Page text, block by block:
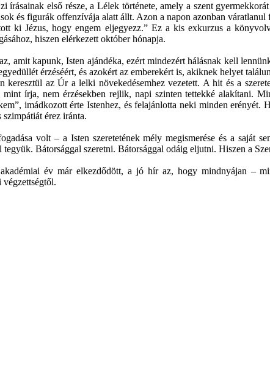
első része, a Lélek története, amely a szent
és figurák offenzívája alatt állt. Azon a napon azonban váratlanul
ki Jézus, hogy engem eljegyezz.” Ez a kis exkurzus a
hiszen elérkezett október hónapja.
amit kapunk, Isten ajándéka, ezért mindezért hálásnak kell
érzéséért, és azokért az emberekért is, akiknek helyet
az Úr a lelki növekedésemhez vezetett. A hit és a
írja, nem érzésekben rejlik, napi szinten tettekké alakítani.
imádkozott érte Istenhez, és felajánlotta neki minden erényét.
érez iránta.
volt – a Isten szeretetének mély megismerése és a saját
Bátorsággal szeretni. Bátorsággal odáig eljutni. Hiszen a
év már elkezdődött, a jó hír az, hogy mindnyájan –